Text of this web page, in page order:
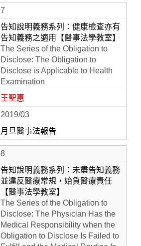
7
告知說明義務系列：健康檢查亦有
告知義務之適用【醫事法學教室】
The Series of the Obligation to
Disclose: The Obligation to
Disclose is Applicable to Health
Examination
王聖惠
2019/03
月旦醫事法報告
8
告知說明義務系列：未盡告知義務
並違反醫療常規，始負醫療責任
【醫事法學教室】
The Series of the Obligation to
Disclose: The Physician Has the
Medical Responsibility when the
Obligation to Disclose Is Failed to